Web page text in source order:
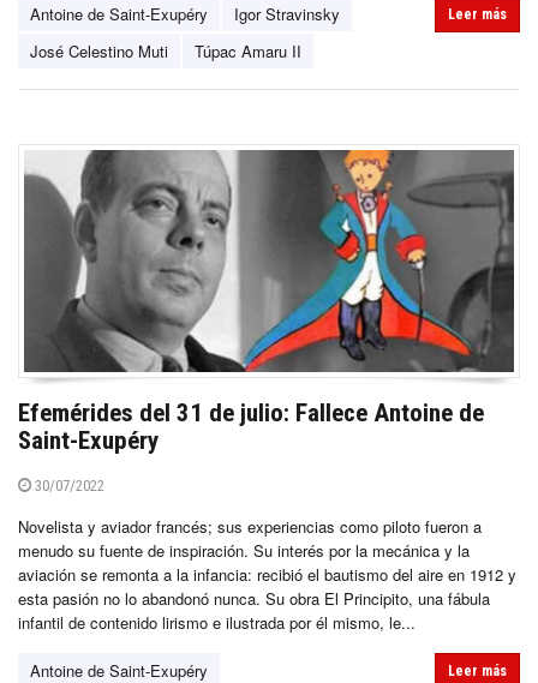
Antoine de Saint-Exupéry
Igor Stravinsky
José Celestino Muti
Túpac Amaru II
Leer más
Efemérides del 31 de julio: Fallece Antoine de
Saint-Exupéry
30/07/2022
Novelista y aviador francés; sus experiencias como piloto fueron a
menudo su fuente de inspiración. Su interés por la mecánica y la
aviación se remonta a la infancia: recibió el bautismo del aire en 1912 y
esta pasión no lo abandonó nunca. Su obra El Principito, una fábula
infantil de contenido lirismo e ilustrada por él mismo, le...
Antoine de Saint-Exupéry Leer más